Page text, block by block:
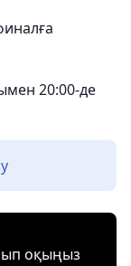
20:00-де
оқыңыз